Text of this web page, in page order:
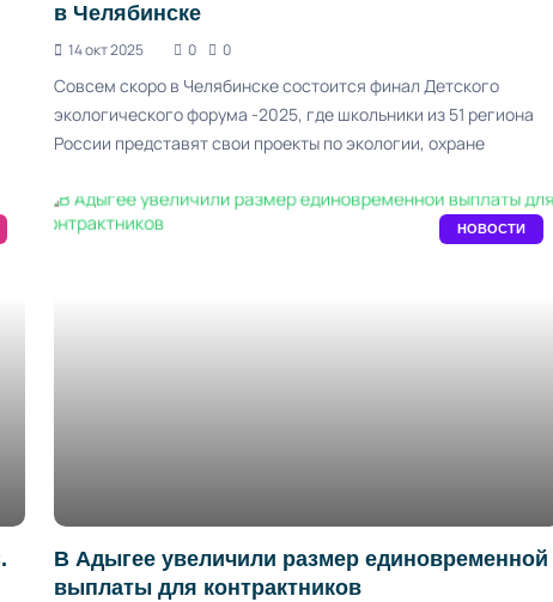
в Челябинске
14 окт 2025 0 0
Совсем скоро в Челябинске состоится финал Детского
экологического форума -2025, где школьники из 51 региона
России представят свои проекты по экологии, охране
НОВОСТИ
В Адыгее увеличили размер единовременной
выплаты для контрактников